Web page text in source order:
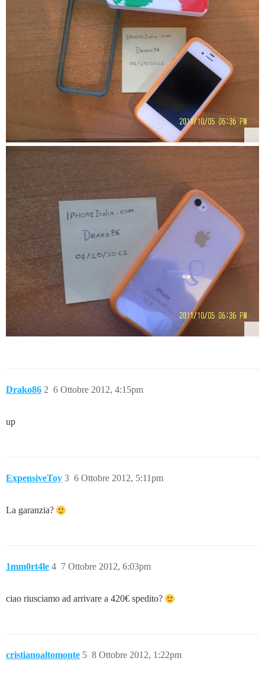
Drako86 6 Ottobre 2012, 4:15pm
2
up
ExpensiveToy 6 Ottobre 2012, 5:11pm
3
La garanzia?
1mm0rt4le 7 Ottobre 2012, 6:03pm
4
ciao riusciamo ad arrivare a 420€ spedito?
cristianoaltomonte 8 Ottobre 2012, 1:22pm
5